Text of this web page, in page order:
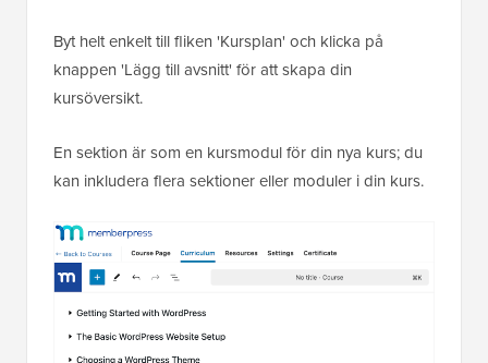
Byt helt enkelt till fliken 'Kursplan' och klicka på
knappen 'Lägg till avsnitt' för att skapa din
kursöversikt.
En sektion är som en kursmodul för din nya kurs; du
kan inkludera flera sektioner eller moduler i din kurs.